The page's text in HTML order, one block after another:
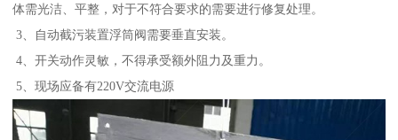
体需光洁、平整，对于不符合要求的需要进行修复处理。
3、自动截污装置浮筒阀需要垂直安装。
4、开关动作灵敏，不得承受额外阻力及重力。
5、现场应备有220V交流电源